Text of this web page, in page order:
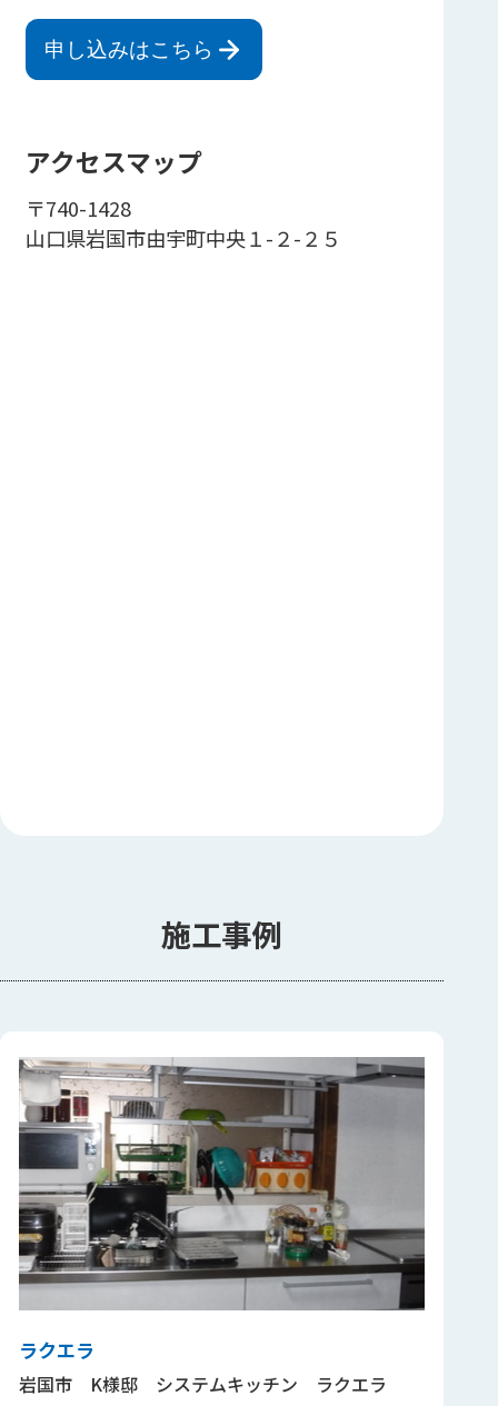
申し込みはこちら
アクセスマップ
〒740-1428
山口県岩国市由宇町中央１-２-２５
施工事例
ラクエラ
岩国市 K様邸 システムキッチン ラクエラ